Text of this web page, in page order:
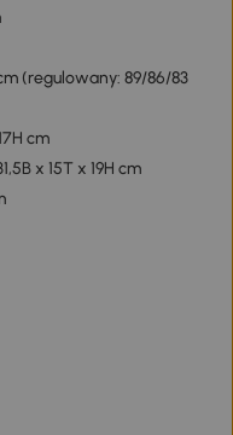
(regulowany: 89/86/83
cm
x 15T x 19H cm